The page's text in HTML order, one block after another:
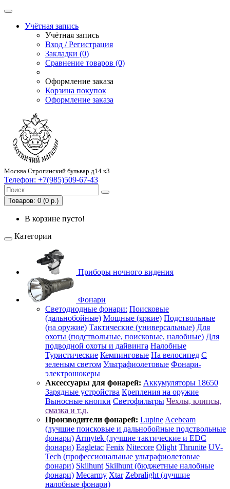
Учётная запись
Учётная запись
Вход / Регистрация
Закладки (0)
Сравнение товаров (0)
Оформление заказа
Корзина покупок
Оформление заказа
Москва Строгинский бульвар д14 к3
Телефон: +7(985)509-67-43
Товаров: 0 (0 р.)
В корзине пусто!
Категории
Приборы ночного видения
Фонари
Светодиодные фонари: Поисковые
(дальнобойные) Мощные (яркие) Подствольные
(на оружие) Тактические (универсальные) Для
охоты (подствольные, поисковые, налобные) Для
подводной охоты и дайвинга Налобные
Туристические Кемпинговые На велосипед С
зеленым светом Ультрафиолетовые Фонари-
электрошокеры
Аксессуары для фонарей: Аккумуляторы 18650
Зарядные устройства Крепления на оружие
Выносные кнопки Светофильтры Чехлы, клипсы,
смазка и т.д.
Производители фонарей: Lupine Acebeam
(лучшие поисковые и дальнобойные подствольные
фонари) Armytek (лучшие тактические и EDC
фонари) Eagletac Fenix Nitecore Olight Thrunite UV-
Tech (профессиональные ультрафиолетовые
фонари) Skilhunt Skilhunt (бюджетные налобные
фонари) Mecarmy Xtar Zebralight (лучшие
налобные фонари)